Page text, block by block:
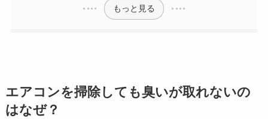
もっと見る
エアコンを掃除しても臭いが取れないの
はなぜ？